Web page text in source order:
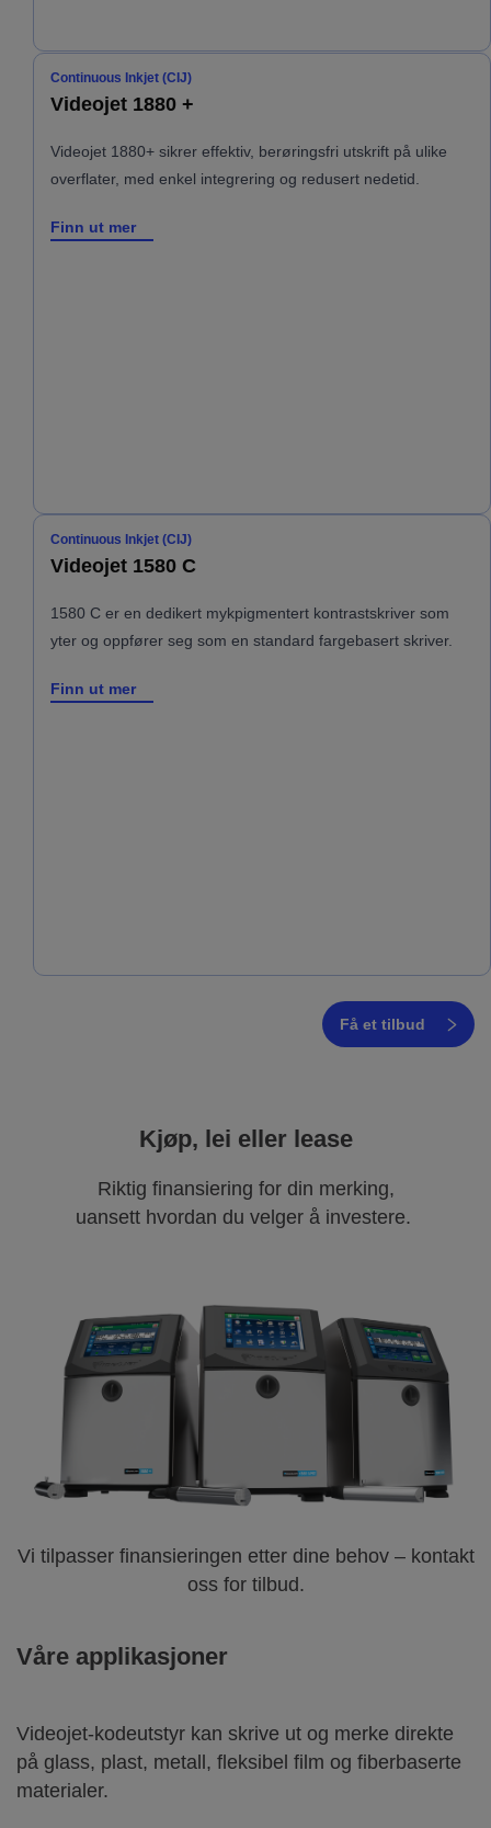
Continuous Inkjet (CIJ)
Videojet 1880 +
Videojet 1880+ sikrer effektiv, berøringsfri utskrift på ulike
overflater, med enkel integrering og redusert nedetid.
Finn ut mer
Continuous Inkjet (CIJ)
Videojet 1580 C
1580 C er en dedikert mykpigmentert kontrastskriver som
yter og oppfører seg som en standard fargebasert skriver.
Finn ut mer
Få et tilbud
Kjøp, lei eller lease
Riktig finansiering for din merking,
uansett hvordan du velger å investere.
Vi tilpasser finansieringen etter dine behov – kontakt
oss for tilbud.
Våre applikasjoner
Videojet-kodeutstyr kan skrive ut og merke direkte
på glass, plast, metall, fleksibel film og fiberbaserte
materialer.